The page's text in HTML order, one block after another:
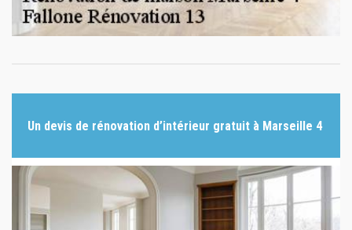
Un devis de rénovation d’intérieur gratuit à Marseille 4